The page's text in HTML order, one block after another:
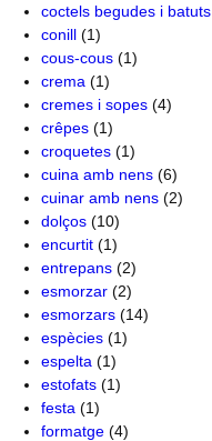
coctels begudes i batuts
conill (1)
cous-cous (1)
crema (1)
cremes i sopes (4)
crêpes (1)
croquetes (1)
cuina amb nens (6)
cuinar amb nens (2)
dolços (10)
encurtit (1)
entrepans (2)
esmorzar (2)
esmorzars (14)
espècies (1)
espelta (1)
estofats (1)
festa (1)
formatge (4)